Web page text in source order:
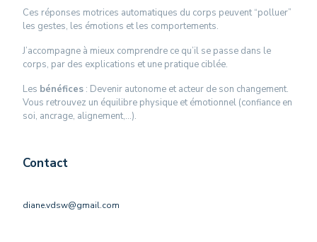
Ces réponses motrices automatiques du corps peuvent “polluer”
les gestes, les émotions et les comportements.
J’accompagne à mieux comprendre ce qu’il se passe dans le
corps, par des explications et une pratique ciblée.
Les bénéfices : Devenir autonome et acteur de son changement.
Vous retrouvez un équilibre physique et émotionnel (confiance en
soi, ancrage, alignement,…).
Contact
diane.vdsw@gmail.com